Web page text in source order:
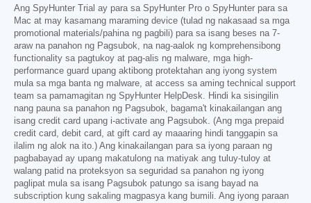
Ang SpyHunter Trial ay para sa SpyHunter Pro o SpyHunter para sa
Mac at may kasamang maraming device (tulad ng nakasaad sa mga
promotional materials/pahina ng pagbili) para sa isang beses na 7-
araw na panahon ng Pagsubok, na nag-aalok ng komprehensibong
functionality sa pagtukoy at pag-alis ng malware, mga high-
performance guard upang aktibong protektahan ang iyong system
mula sa mga banta ng malware, at access sa aming technical support
team sa pamamagitan ng SpyHunter HelpDesk. Hindi ka sisingilin
nang pauna sa panahon ng Pagsubok, bagama't kinakailangan ang
isang credit card upang i-activate ang Pagsubok. (Ang mga prepaid
credit card, debit card, at gift card ay maaaring hindi tanggapin sa
ilalim ng alok na ito.) Ang kinakailangan para sa iyong paraan ng
pagbabayad ay upang makatulong na matiyak ang tuluy-tuloy at
walang patid na proteksyon sa seguridad sa panahon ng iyong
paglipat mula sa isang Pagsubok patungo sa isang bayad na
subscription kung sakaling magpasya kang bumili. Ang iyong paraan